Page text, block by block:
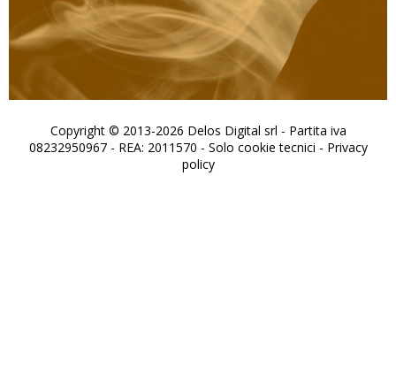
Copyright © 2013-2026 Delos Digital srl - Partita iva
08232950967 - REA: 2011570 - Solo cookie tecnici - Privacy
policy